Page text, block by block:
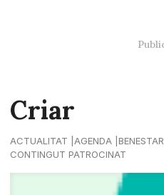
Criar
ACTUALITAT AGENDA BENESTAR
CONTINGUT PATROCINAT